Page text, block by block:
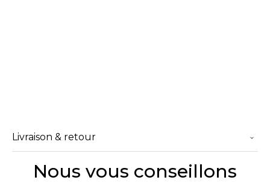
Livraison & retour
Nous vous conseillons